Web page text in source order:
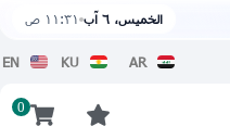
الخميس، ٦ آب ١١:٣١ ص
AR
KU
EN
0